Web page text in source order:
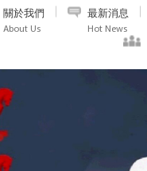
關於我們
About Us
最新消息
Hot News